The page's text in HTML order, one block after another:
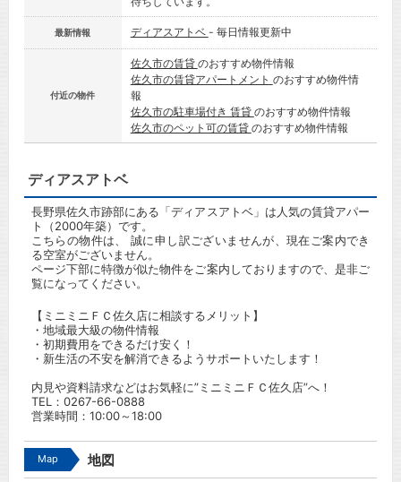
最新情報 ディアスアトベ - 毎日情報更新中
付近の物件
佐久市の賃貸 のおすすめ物件情報
佐久市の賃貸アパートメント のおすすめ物件情
報
佐久市の駐車場付き 賃貸 のおすすめ物件情報
佐久市のペット可の賃貸 のおすすめ物件情報
ディアスアトベ
長野県佐久市跡部にある「ディアスアトベ」は人気の賃貸アパー
ト（2000年築）です。
こちらの物件は、 誠に申し訳ございませんが、現在ご案内でき
る空室がございません。
ページ下部に特徴が似た物件をご案内しておりますので、是非ご
覧になってください。
【ミニミニＦＣ佐久店に相談するメリット】
・地域最大級の物件情報
・初期費用をできるだけ安く！
・新生活の不安を解消できるようサポートいたします！
内見や資料請求などはお気軽に”ミニミニＦＣ佐久店”へ！
TEL： 0267-66-0888
営業時間：10:00～18:00
Map 地図